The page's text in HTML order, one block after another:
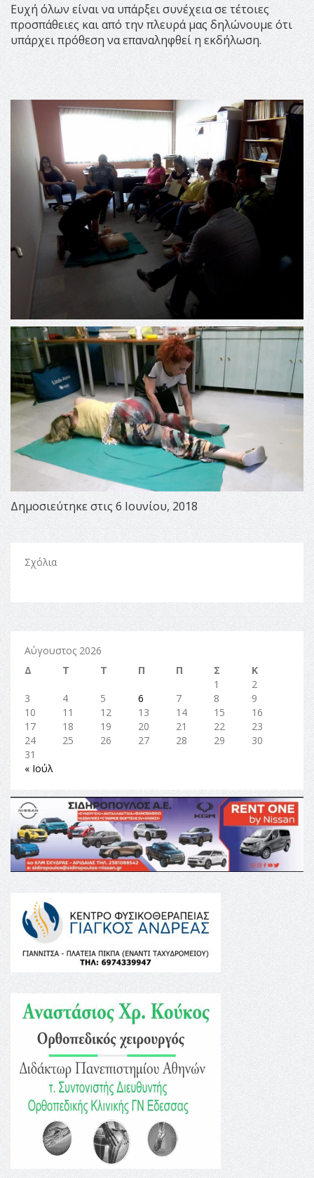
Ευχή όλων είναι να υπάρξει συνέχεια σε τέτοιες
προσπάθειες και από την πλευρά μας δηλώνουμε ότι
υπάρχει πρόθεση να επαναληφθεί η εκδήλωση.
Δημοσιεύτηκε στις 6 Ιουνίου, 2018
Σχόλια
Αύγουστος 2026
Δ
Τ Τ Π Π Σ
Κ
1
2
3
4 5 6 7 8
9
10
11 12 13 14 15
16
17
18 19 20 21 22
23
24
25 26 27 28 29
30
31
« Ιούλ